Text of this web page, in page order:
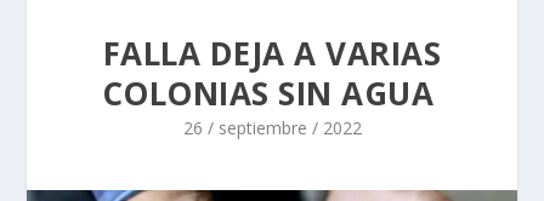
FALLA DEJA A VARIAS
COLONIAS SIN AGUA
26 / septiembre / 2022